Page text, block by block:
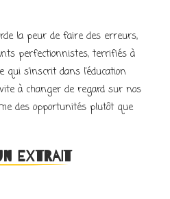
la peur de faire des erreurs,
perfectionnistes, terrifiés à
qui s’inscrit dans l’éducation
à changer de regard sur nos
des opportunités plutôt que
extrait